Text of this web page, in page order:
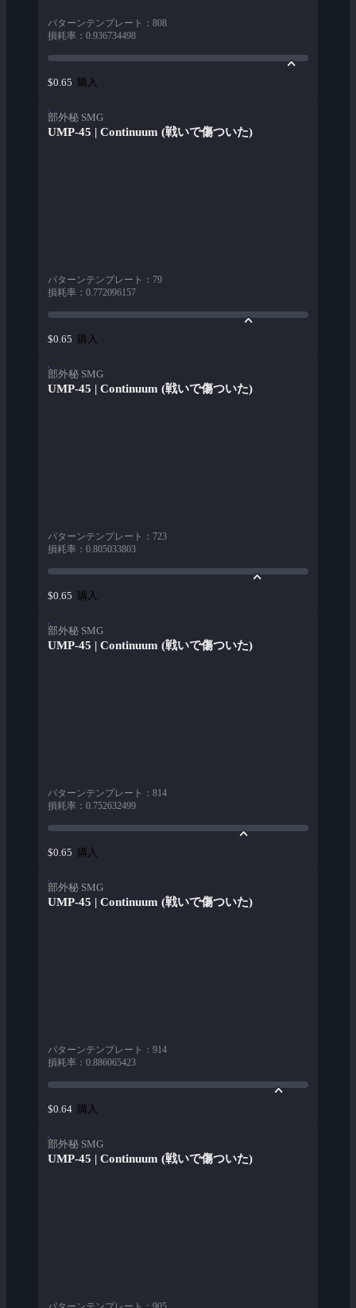
パターンテンプレート ： 808
損耗率 ： 0.936734498
$0.65 購入
部外秘 SMG
UMP-45 | Continuum (戦いで傷ついた)
パターンテンプレート ： 79
損耗率 ： 0.772096157
$0.65 購入
部外秘 SMG
UMP-45 | Continuum (戦いで傷ついた)
パターンテンプレート ： 723
損耗率 ： 0.805033803
$0.65 購入
部外秘 SMG
UMP-45 | Continuum (戦いで傷ついた)
パターンテンプレート ： 814
損耗率 ： 0.752632499
$0.65 購入
部外秘 SMG
UMP-45 | Continuum (戦いで傷ついた)
パターンテンプレート ： 914
損耗率 ： 0.886065423
$0.64 購入
部外秘 SMG
UMP-45 | Continuum (戦いで傷ついた)